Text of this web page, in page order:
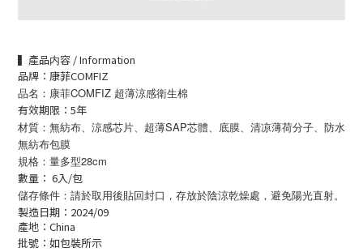
▍產品内容 / Information
品牌：康菲COMFIZ
品名：康菲COMFIZ 超薄涼感衛生棉
有效期限：5年
材質： 無紡布、涼感芯片、超薄SAP芯體、底膜、清凉薄荷分子、防水
無紡布包膜
規格：量多型28cm
數量： 6入/包
儲存條件：請於取用後貼回封口，存放於陰涼乾燥處，避免陽光直射。
製造日期：2024/09
產地：China
批號：如包裝所示